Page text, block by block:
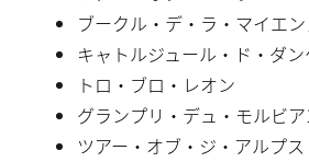
ブークル・デ・ラ・マイエン
キャトルジュール・ド・ダン
トロ・ブロ・レオン
グランプリ・デュ・モルビア
ツアー・オブ・ジ・アルプス